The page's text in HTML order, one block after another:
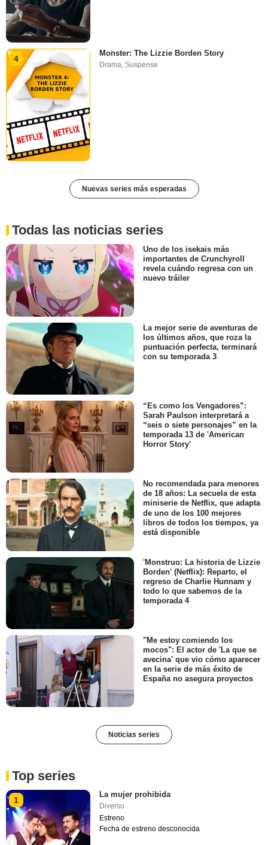
4
Monster: The Lizzie Borden Story
Drama,Suspense
Nuevas series más esperadas
Todas las noticias series
Uno de los isekais más
importantes de Crunchyroll
revela cuándo regresa con un
nuevo tráiler
La mejor serie de aventuras de
los últimos años, que roza la
puntuación perfecta, terminará
con su temporada 3
“Es como los Vengadores”:
Sarah Paulson interpretará a
“seis o siete personajes” en la
temporada 13 de 'American
Horror Story'
No recomendada para menores
de 18 años: La secuela de esta
miniserie de Netflix, que adapta
de uno de los 100 mejores
libros de todos los tiempos, ya
está disponible
'Monstruo: La historia de Lizzie
Borden' (Netflix): Reparto, el
regreso de Charlie Hunnam y
todo lo que sabemos de la
temporada 4
"Me estoy comiendo los
mocos": El actor de 'La que se
avecina' que vio cómo aparecer
en la serie de más éxito de
España no asegura proyectos
Noticias series
Top series
1
La mujer prohibida
Diverso
Estreno
Fecha de estreno desconocida